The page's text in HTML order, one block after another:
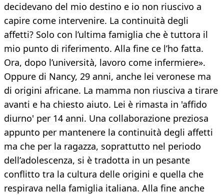
decidevano del mio destino e io non riuscivo a
capire come intervenire. La continuità degli
affetti? Solo con l’ultima famiglia che è tuttora il
mio punto di riferimento. Alla fine ce l’ho fatta.
Ora, dopo l’università, lavoro come infermiere».
Oppure di Nancy, 29 anni, anche lei veronese ma
di origini africane. La mamma non riusciva a tirare
avanti e ha chiesto aiuto. Lei è rimasta in 'affido
diurno' per 14 anni. Una collaborazione preziosa
appunto per mantenere la continuità degli affetti
ma che per la ragazza, soprattutto nel periodo
dell’adolescenza, si è tradotta in un pesante
conflitto tra la cultura delle origini e quella che
respirava nella famiglia italiana. Alla fine anche